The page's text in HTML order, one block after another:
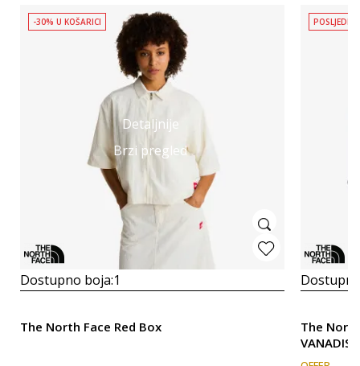
Detaljnije
Brzi pregled
-30% U KOŠARICI
Dostupno boja:1
The North Face Red Box
The North
VANADIS